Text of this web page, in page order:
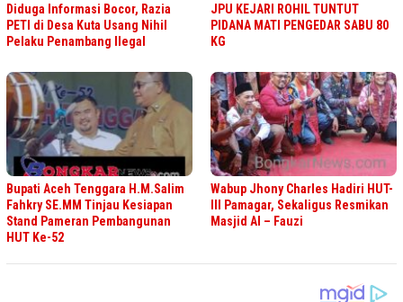
Diduga Informasi Bocor, Razia
PETI di Desa Kuta Usang Nihil
Pelaku Penambang Ilegal
JPU KEJARI ROHIL TUNTUT
PIDANA MATI PENGEDAR SABU 80
KG
Bupati Aceh Tenggara H.M.Salim
Fahkry SE.MM Tinjau Kesiapan
Stand Pameran Pembangunan
HUT Ke-52
Wabup Jhony Charles Hadiri HUT-
III Pamagar, Sekaligus Resmikan
Masjid Al – Fauzi